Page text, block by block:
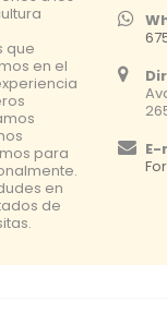
que
en el
para
en
de
E-